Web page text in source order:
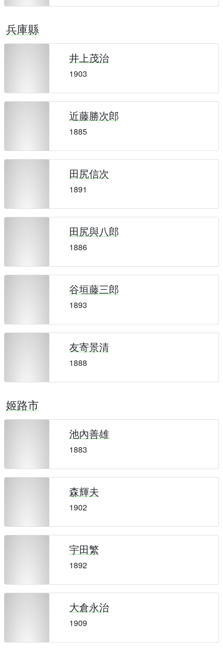
兵庫縣
井上茂治
1903
近藤勝次郎
1885
田尻信次
1891
田尻與八郎
1886
谷垣藤三郎
1893
友寄景清
1888
姬路市
池內善雄
1883
森輝夫
1902
宇田繁
1892
大倉永治
1909